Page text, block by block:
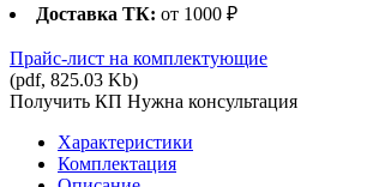
Доставка ТК: от 1000 ₽
Прайс-лист на комплектующие
(pdf, 825.03 Kb)
Получить КП Нужна консультация
Характеристики
Комплектация